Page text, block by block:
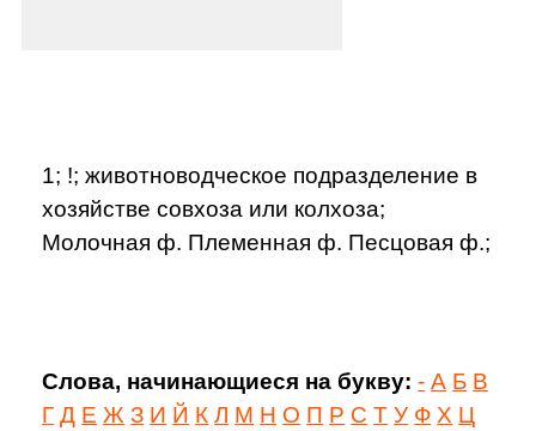
1; !; животноводческое подразделение в
хозяйстве совхоза или колхоза;
Молочная ф. Племенная ф. Песцовая ф.;
Слова, начинающиеся на букву: - А Б В
Г Д Е Ж З И Й К Л М Н О П Р С Т У Ф Х Ц